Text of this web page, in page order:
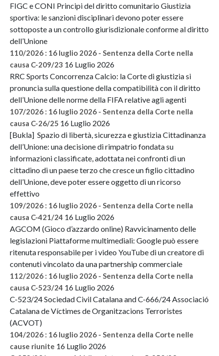
FIGC e CONI Principi del diritto comunitario Giustizia
sportiva: le sanzioni disciplinari devono poter essere
sottoposte a un controllo giurisdizionale conforme al diritto
dell’Unione
110/2026 : 16 luglio 2026 - Sentenza della Corte nella
causa C-209/23 16 Luglio 2026
RRC Sports Concorrenza Calcio: la Corte di giustizia si
pronuncia sulla questione della compatibilità con il diritto
dell’Unione delle norme della FIFA relative agli agenti
107/2026 : 16 luglio 2026 - Sentenza della Corte nella
causa C-26/25 16 Luglio 2026
[Bukla] Spazio di libertà, sicurezza e giustizia Cittadinanza
dell’Unione: una decisione di rimpatrio fondata su
informazioni classificate, adottata nei confronti di un
cittadino di un paese terzo che cresce un figlio cittadino
dell’Unione, deve poter essere oggetto di un ricorso
effettivo
109/2026 : 16 luglio 2026 - Sentenza della Corte nella
causa C-421/24 16 Luglio 2026
AGCOM (Gioco d’azzardo online) Ravvicinamento delle
legislazioni Piattaforme multimediali: Google può essere
ritenuta responsabile per i video YouTube di un creatore di
contenuti vincolato da una partnership commerciale
112/2026 : 16 luglio 2026 - Sentenza della Corte nella
causa C-523/24 16 Luglio 2026
C-523/24 Sociedad Civil Catalana and C-666/24 Associació
Catalana de Víctimes de Organitzacions Terroristes
(ACVOT)
104/2026 : 16 luglio 2026 - Sentenza della Corte nelle
cause riunite 16 Luglio 2026